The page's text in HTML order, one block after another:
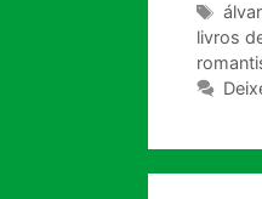
Tags
livros